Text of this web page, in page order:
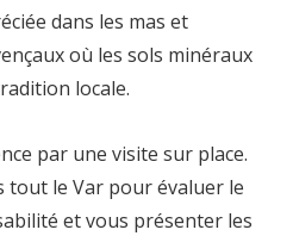
dans les mas et
où les sols minéraux
locale.
par une visite sur place.
tout le Var pour évaluer le
et vous présenter les